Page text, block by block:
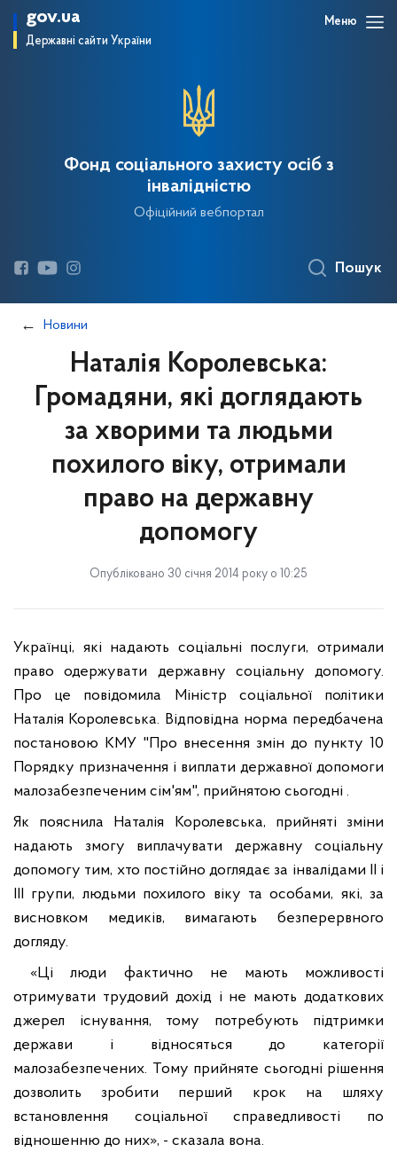
gov.ua
Державні сайти України
Меню
Фонд соціального захисту осіб з
інвалідністю
Офіційний вебпортал
Пошук
Новини
Наталія Королевська:
Громадяни, які доглядають
за хворими та людьми
похилого віку, отримали
право на державну
допомогу
Опубліковано 30 січня 2014 року о 10:25
Українці, які надають соціальні послуги, отримали
право одержувати державну соціальну допомогу.
Про це повідомила Міністр соціальної політики
Наталія Королевська. Відповідна норма передбачена
постановою КМУ "Про внесення змін до пункту 10
Порядку призначення і виплати державної допомоги
малозабезпеченим сім'ям", прийнятою сьогодні .
Як пояснила Наталія Королевська, прийняті зміни
надають змогу виплачувати державну соціальну
допомогу тим, хто постійно доглядає за інвалідами II і
III групи, людьми похилого віку та особами, які, за
висновком медиків, вимагають безперервного
догляду.
«Ці люди фактично не мають можливості
отримувати трудовий дохід і не мають додаткових
джерел існування, тому потребують підтримки
держави і відносяться до категорії
малозабезпечених. Тому прийняте сьогодні рішення
дозволить зробити перший крок на шляху
встановлення соціальної справедливості по
відношенню до них», - сказала вона.